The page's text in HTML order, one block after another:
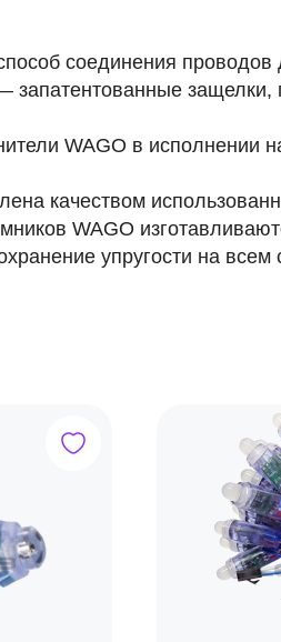
соединения проводов
запатентованные
WAGO в исполнении
качеством
WAGO
упругости на